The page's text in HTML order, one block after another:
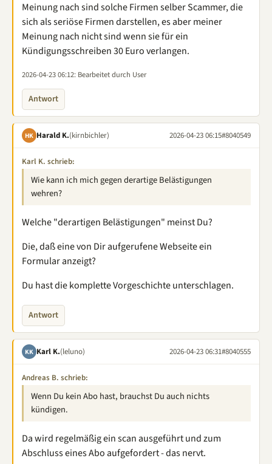
Meinung nach sind solche Firmen selber Scammer, die
sich als seriöse Firmen darstellen, es aber meiner
Meinung nach nicht sind wenn sie für ein
Kündigungsschreiben 30 Euro verlangen.
2026-04-23 06:12: Bearbeitet durch User
Antwort
HK Harald K.(kirnbichler) 2026-04-23 06:15#8040549
Karl K. schrieb:
Wie kann ich mich gegen derartige Belästigungen
wehren?
Welche "derartigen Belästigungen" meinst Du?
Die, daß eine von Dir aufgerufene Webseite ein
Formular anzeigt?
Du hast die komplette Vorgeschichte unterschlagen.
Antwort
KK Karl K.(leluno) 2026-04-23 06:31#8040555
Andreas B. schrieb:
Wenn Du kein Abo hast, brauchst Du auch nichts
kündigen.
Da wird regelmäßig ein scan ausgeführt und zum
Abschluss eines Abo aufgefordert - das nervt.